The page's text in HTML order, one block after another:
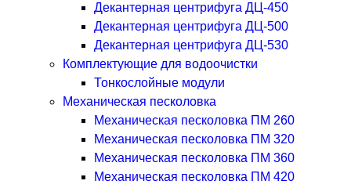
Декантерная центрифуга ДЦ-450
Декантерная центрифуга ДЦ-500
Декантерная центрифуга ДЦ-530
Комплектующие для водоочистки
Тонкослойные модули
Механическая песколовка
Механическая песколовка ПM 260
Механическая песколовка ПM 320
Механическая песколовка ПM 360
Механическая песколовка ПM 420